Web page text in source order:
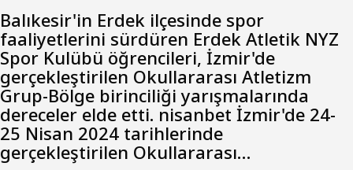
Balıkesir'in Erdek ilçesinde spor
faaliyetlerini sürdüren Erdek Atletik NYZ
Spor Kulübü öğrencileri, İzmir'de
gerçekleştirilen Okullararası Atletizm
Grup-Bölge birinciliği yarışmalarında
dereceler elde etti. nisanbet İzmir'de 24-
25 Nisan 2024 tarihlerinde
gerçekleştirilen Okullararası…